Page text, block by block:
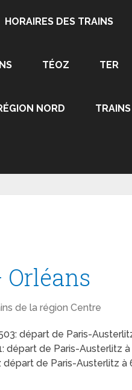
HORAIRES DES TRAINS
TÉOZ TER
NORD
de la région Centre
départ de Paris-
départ de Paris-Austerlitz
départ de Paris-Austerlitz à